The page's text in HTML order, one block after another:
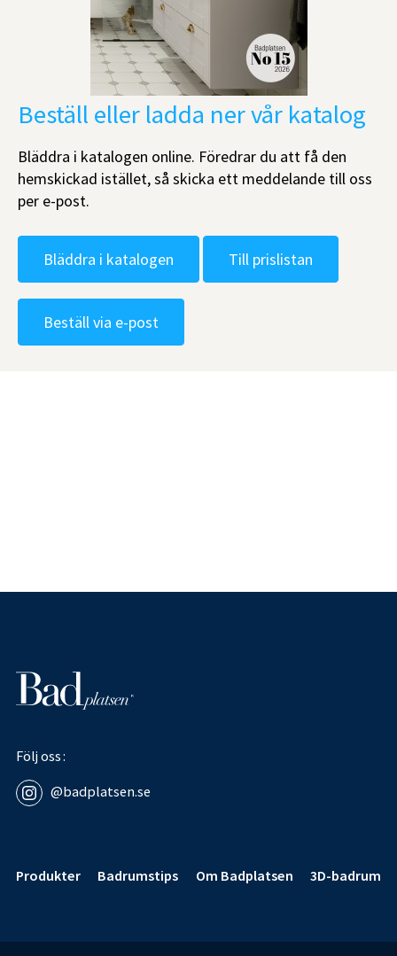
Beställ eller ladda ner vår katalog
Bläddra i katalogen online. Föredrar du att få den
hemskickad istället, så skicka ett meddelande till oss
per e-post.
Bläddra i katalogen Till prislistan
Beställ via e-post
Följ oss
@badplatsen.se
Produkter
Badrumstips Om Badplatsen 3D-badrum